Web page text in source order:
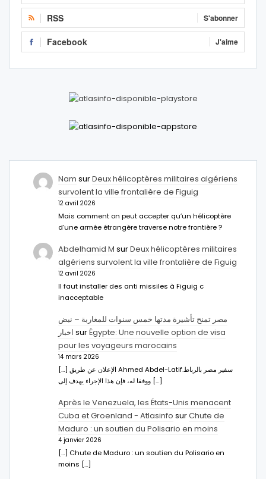
RSS S'abonner
Facebook J'aime
Nam surDeux hélicoptères militaires algériens
survolent la ville frontalière de Figuig
12 avril 2026
Mais comment on peut accepter qu’un hélicoptère
d’une armée étrangère traverse notre frontière ?
Abdelhamid M surDeux hélicoptères militaires
algériens survolent la ville frontalière de Figuig
12 avril 2026
Il faut installer des anti missiles à Figuig c
inacceptable
مصر تمنح تأشيرة مدتها خمس سنوات للمغاربة – نبض
اخبار surÉgypte: Une nouvelle option de visa
pour les voyageurs marocains
14 mars 2026
[…] الإعلان عن طريق Ahmed Abdel-Latifسفير مصر بالرباط.
ووفقا له، فإن هذا الإجراء يهدف إلى […]
Après le Venezuela, les États-Unis menacent
Cuba et Groenland - Atlasinfo surChute de
Maduro : un soutien du Polisario en moins
4 janvier 2026
[…] Chute de Maduro : un soutien du Polisario en
moins […]